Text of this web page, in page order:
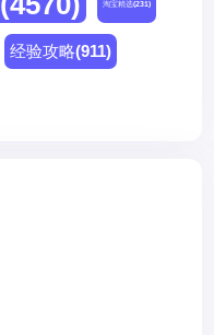
淘宝精选(231)
经验攻略(911)